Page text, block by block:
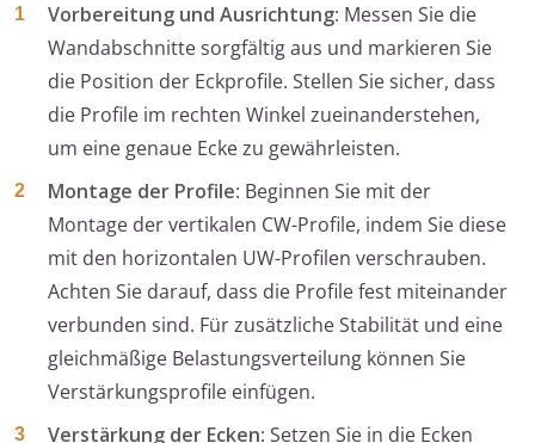
Vorbereitung und Ausrichtung: Messen Sie die
Wandabschnitte sorgfältig aus und markieren Sie
die Position der Eckprofile. Stellen Sie sicher, dass
die Profile im rechten Winkel zueinanderstehen,
um eine genaue Ecke zu gewährleisten.
Montage der Profile: Beginnen Sie mit der
Montage der vertikalen CW-Profile, indem Sie diese
mit den horizontalen UW-Profilen verschrauben.
Achten Sie darauf, dass die Profile fest miteinander
verbunden sind. Für zusätzliche Stabilität und eine
gleichmäßige Belastungsverteilung können Sie
Verstärkungsprofile einfügen.
Verstärkung der Ecken: Setzen Sie in die Ecken